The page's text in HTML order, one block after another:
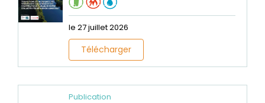
le 27 juillet 2026
Télécharger
Publication